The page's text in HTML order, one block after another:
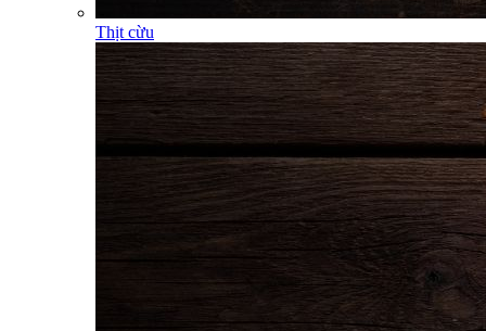
Thịt cừu